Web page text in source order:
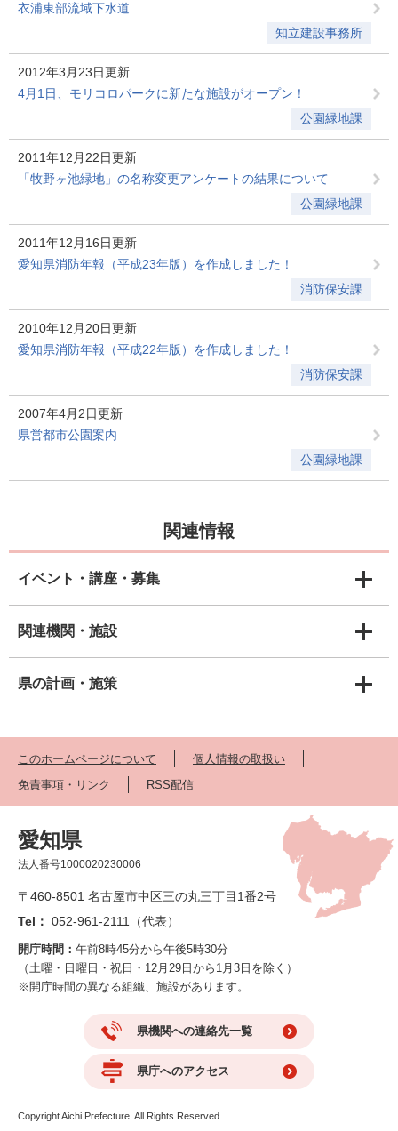
衣浦東部流域下水道
知立建設事務所
2012年3月23日更新
4月1日、モリコロパークに新たな施設がオープン！
公園緑地課
2011年12月22日更新
「牧野ヶ池緑地」の名称変更アンケートの結果について
公園緑地課
2011年12月16日更新
愛知県消防年報（平成23年版）を作成しました！
消防保安課
2010年12月20日更新
愛知県消防年報（平成22年版）を作成しました！
消防保安課
2007年4月2日更新
県営都市公園案内
公園緑地課
関連情報
イベント・講座・募集
関連機関・施設
県の計画・施策
このホームページについて
個人情報の取扱い
免責事項・リンク
RSS配信
愛知県
法人番号1000020230006
〒460-8501 名古屋市中区三の丸三丁目1番2号
Tel： 052-961-2111（代表）
開庁時間： 午前8時45分から午後5時30分
（土曜・日曜日・祝日・12月29日から1月3日を除く）
※開庁時間の異なる組織、施設があります。
県機関への連絡先一覧
県庁へのアクセス
Copyright Aichi Prefecture. All Rights Reserved.